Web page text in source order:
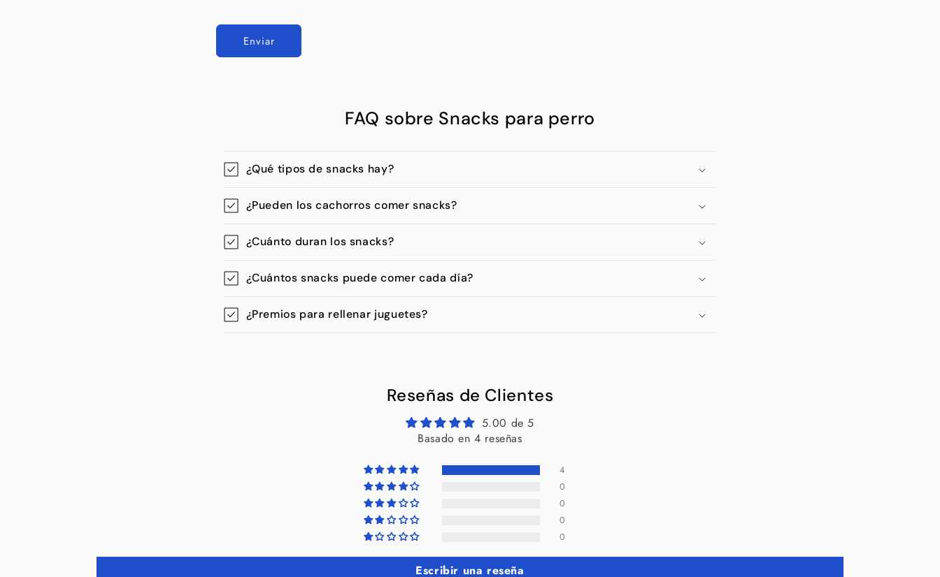
Enviar
FAQ sobre Snacks para perro
¿Qué tipos de snacks hay?
¿Pueden los cachorros comer snacks?
¿Cuánto duran los snacks?
¿Cuántos snacks puede comer cada día?
¿Premios para rellenar juguetes?
Reseñas de Clientes
5.00 de 5
Basado en 4 reseñas
4
0
0
0
0
Escribir una reseña